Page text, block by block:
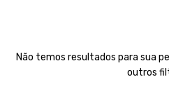
Não temos resultados para sua
outros